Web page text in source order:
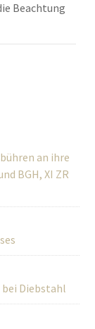
Beachtung
an ihre
BGH, XI ZR
Diebstahl